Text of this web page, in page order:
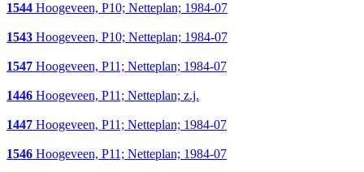
1544 Hoogeveen, P10; Netteplan; 1984-07
1543 Hoogeveen, P10; Netteplan; 1984-07
1547 Hoogeveen, P11; Netteplan; 1984-07
1446 Hoogeveen, P11; Netteplan; z.j.
1447 Hoogeveen, P11; Netteplan; 1984-07
1546 Hoogeveen, P11; Netteplan; 1984-07